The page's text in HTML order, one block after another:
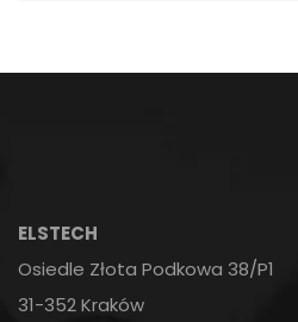
ELSTECH
Osiedle Złota Podkowa 38/P1
31-352 Kraków